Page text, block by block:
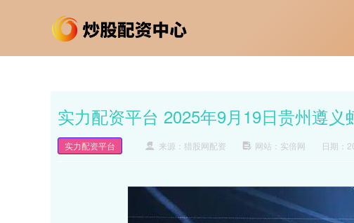
实力配资平台 2025年9月19日贵州遵
实力配资平台 来源：猎股网配资 网站：实倍网 日期：